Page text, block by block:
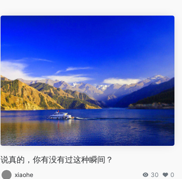
说真的，你有没有过这种瞬间？
xiaohe 30 0